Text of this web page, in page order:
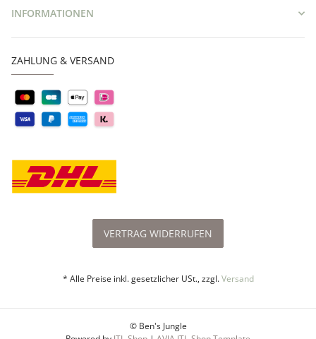
INFORMATIONEN
ZAHLUNG & VERSAND
VERTRAG WIDERRUFEN
* Alle Preise inkl. gesetzlicher USt., zzgl.Versand
© Ben's Jungle